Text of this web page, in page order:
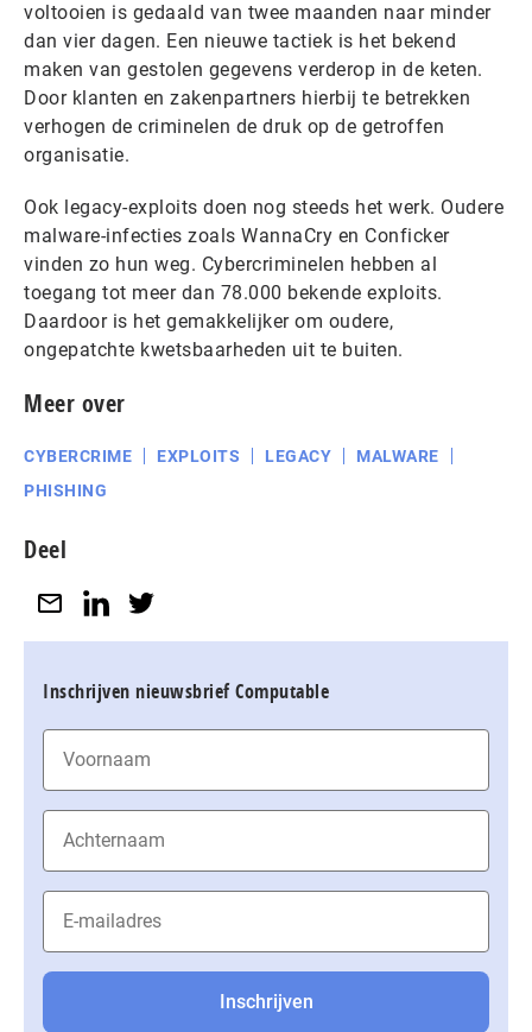
voltooien is gedaald van twee maanden naar minder
dan vier dagen. Een nieuwe tactiek is het bekend
maken van gestolen gegevens verderop in de keten.
Door klanten en zakenpartners hierbij te betrekken
verhogen de criminelen de druk op de getroffen
organisatie.
Ook legacy-exploits doen nog steeds het werk. Oudere
malware-infecties zoals WannaCry en Conficker
vinden zo hun weg. Cybercriminelen hebben al
toegang tot meer dan 78.000 bekende exploits.
Daardoor is het gemakkelijker om oudere,
ongepatchte kwetsbaarheden uit te buiten.
Meer over
CYBERCRIME EXPLOITS LEGACY
MALWARE
PHISHING
Deel
Inschrijven nieuwsbrief Computable